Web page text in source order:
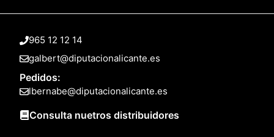
965 12 12 14
galbert@diputacionalicante.es
Pedidos:
lbernabe@diputacionalicante.es
Consulta nuetros distribuidores